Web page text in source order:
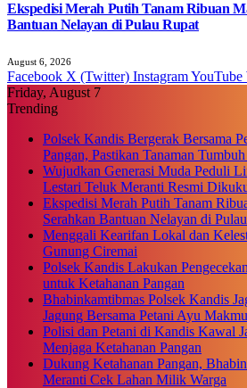
Ekspedisi Merah Putih Tanam Ribuan
Bantuan Nelayan di Pulau Rupat
August 6, 2026
Facebook X (Twitter) InstagramYouTube
Friday, August 7
Trending
Polsek Kandis Bergerak Bersama
Pangan, Pastikan Tanaman
Wujudkan Generasi Muda Peduli
Lestari Teluk Meranti Resmi
Ekspedisi Merah Putih Tanam
Serahkan Bantuan Nelayan di
Menggali Kearifan Lokal dan
Gunung Ciremai
Polsek Kandis Lakukan
untuk Ketahanan Pangan
Bhabinkamtibmas Polsek Kandis
Jagung Bersama Petani Ayu
Polisi dan Petani di Kandis Kawal
Menjaga Ketahanan Pangan
Dukung Ketahanan Pangan,
Meranti Cek Lahan Milik Warga